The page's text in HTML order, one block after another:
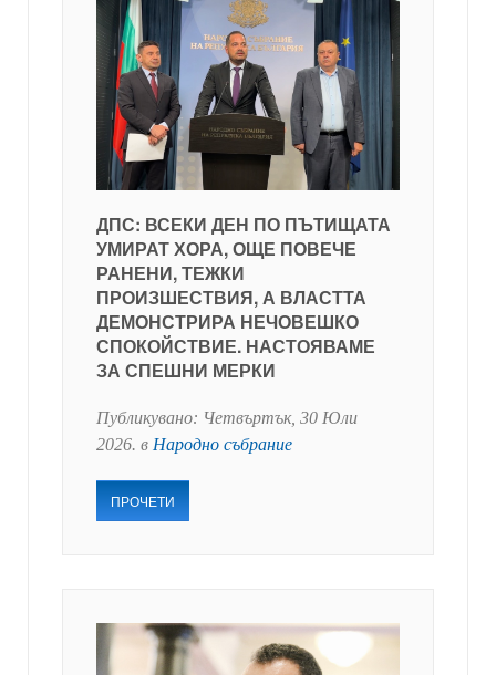
ДПС: ВСЕКИ ДЕН ПО ПЪТИЩАТА
УМИРАТ ХОРА, ОЩЕ ПОВЕЧЕ
РАНЕНИ, ТЕЖКИ
ПРОИЗШЕСТВИЯ, А ВЛАСТТА
ДЕМОНСТРИРА НЕЧОВЕШКО
СПОКОЙСТВИЕ. НАСТОЯВАМЕ
ЗА СПЕШНИ МЕРКИ
Публикувано: Четвъртък, 30 Юли
2026. в Народно събрание
ПРОЧЕТИ